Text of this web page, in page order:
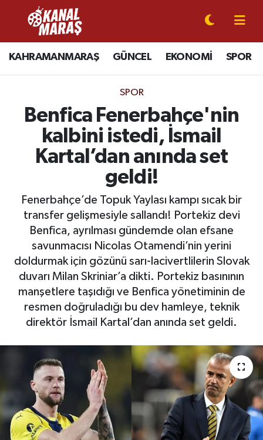
KAHRAMANMARAŞ GÜNCEL EKONOMİ SPOR
SPOR
Benfica Fenerbahçe'nin
kalbini istedi, İsmail
Kartal’dan anında set
geldi!
Fenerbahçe’de Topuk Yaylası kampı sıcak bir
transfer gelişmesiyle sallandı! Portekiz devi
Benfica, ayrılması gündemde olan efsane
savunmacısı Nicolas Otamendi’nin yerini
doldurmak için gözünü sarı-lacivertlilerin Slovak
duvarı Milan Skriniar’a dikti. Portekiz basınının
manşetlere taşıdığı ve Benfica yönetiminin de
resmen doğruladığı bu dev hamleye, teknik
direktör İsmail Kartal’dan anında set geldi.
CANLI YAYIN
KAHRAMANMARAŞ
GÜNCEL
SPOR
SİYASET
EKONOMİ
GÜNDEM
MAGAZİN
BÖLGE
KEŞFET
POPÜLER
DÜNYA
Kahramanmaraş Nöbetçi Eczaneler
Kahramanmaraş Hava Durumu
Kahramanmaraş Namaz Vakitleri
Kahramanmaraş Trafik Yoğunluk Haritası
Süper Lig Puan Durumu ve Fikstür
Tüm Manşetler
Son Dakika Haberleri
Haber Arşivi